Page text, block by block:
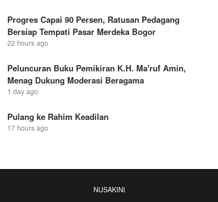
Progres Capai 90 Persen, Ratusan Pedagang
Bersiap Tempati Pasar Merdeka Bogor
22 hours ago
Peluncuran Buku Pemikiran K.H. Ma'ruf Amin,
Menag Dukung Moderasi Beragama
1 day ago
Pulang ke Rahim Keadilan
17 hours ago
NUSAKINI